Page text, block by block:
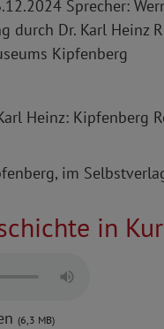
Sprecher:
durch Dr. Karl Heinz
Kipfenberg
Heinz: Kipfenberg
im
in
(6,3 MB)